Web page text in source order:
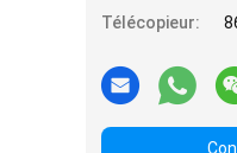
Télécopieur: